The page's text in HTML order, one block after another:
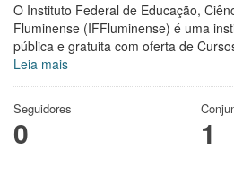
O Instituto Federal de Educação,
Fluminense (IFFluminense) é uma
pública e gratuita com oferta de
Leia mais
Seguidores
0 1